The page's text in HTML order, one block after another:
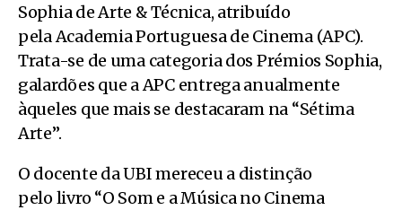
Sophia de Arte & Técnica, atribuído
pela Academia Portuguesa de Cinema (APC).
Trata-se de uma categoria dos Prémios Sophia,
galardões que a APC entrega anualmente
àqueles que mais se destacaram na “Sétima
Arte”.
O docente da UBI mereceu a distinção
pelo livro “O Som e a Música no Cinema